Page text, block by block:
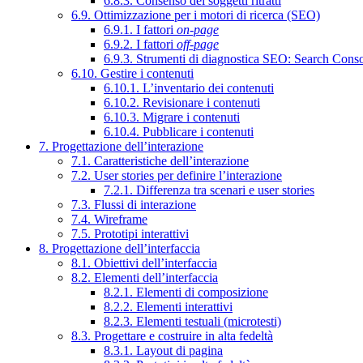
6.9. Ottimizzazione per i motori di ricerca (SEO)
6.9.1. I fattori on-page
6.9.2. I fattori off-page
6.9.3. Strumenti di diagnostica SEO: Search
6.10. Gestire i contenuti
6.10.1. L’inventario dei contenuti
6.10.2. Revisionare i contenuti
6.10.3. Migrare i contenuti
6.10.4. Pubblicare i contenuti
7. Progettazione dell’interazione
7.1. Caratteristiche dell’interazione
7.2. User stories per definire l’interazione
7.2.1. Differenza tra scenari e user stories
7.3. Flussi di interazione
7.4. Wireframe
7.5. Prototipi interattivi
8. Progettazione dell’interfaccia
8.1. Obiettivi dell’interfaccia
8.2. Elementi dell’interfaccia
8.2.1. Elementi di composizione
8.2.2. Elementi interattivi
8.2.3. Elementi testuali (microtesti)
8.3. Progettare e costruire in alta fedeltà
8.3.1. Layout di pagina